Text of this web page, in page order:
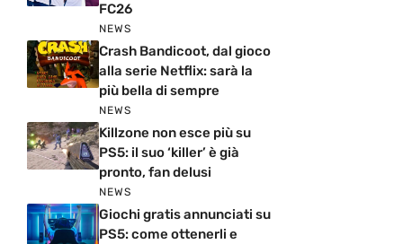
FC26
NEWS
Crash Bandicoot, dal gioco
alla serie Netflix: sarà la
più bella di sempre
NEWS
Killzone non esce più su
PS5: il suo ‘killer’ è già
pronto, fan delusi
NEWS
Giochi gratis annunciati su
PS5: come ottenerli e